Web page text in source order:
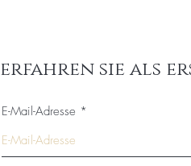
erfahren sie als
E-Mail-Adresse